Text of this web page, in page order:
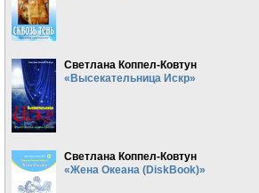
Светлана Коппел-Ковтун
«Высекательница Искр»
Светлана Коппел-Ковтун
«Жена Океана (DiskBook)»